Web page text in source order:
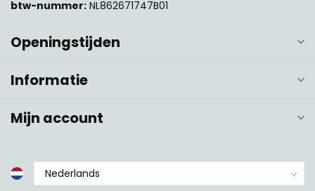
btw-nummer: NL862671747B01
Openingstijden
Informatie
Mijn account